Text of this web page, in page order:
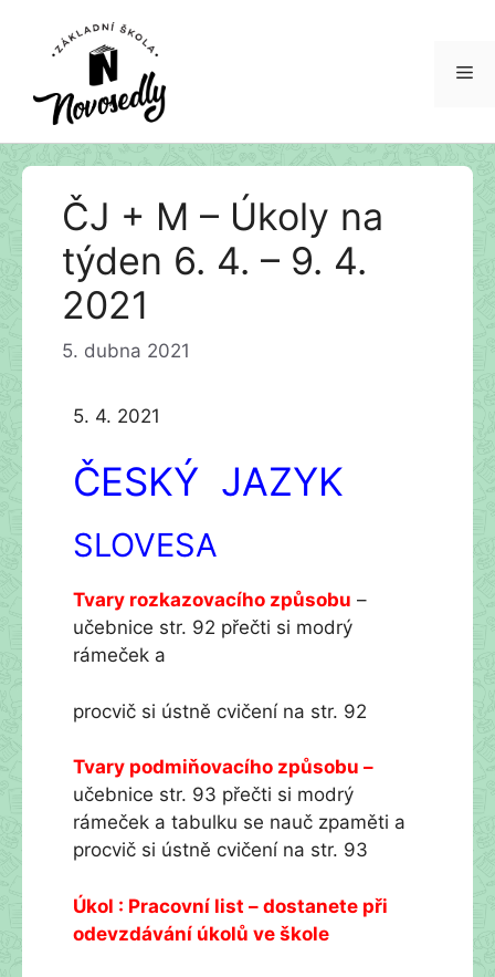
Přeskočit
ČJ + M – Úkoly na
týden 6. 4. – 9. 4.
2021
5. dubna 2021
5. 4. 2021
ČESKÝ JAZYK
SLOVESA
Tvary rozkazovacího způsobu –
učebnice str. 92 přečti si modrý
rámeček a
procvič si ústně cvičení na str. 92
Tvary podmiňovacího způsobu –
učebnice str. 93 přečti si modrý
rámeček a tabulku se nauč zpaměti a
procvič si ústně cvičení na str. 93
Úkol : Pracovní list – dostanete při
odevzdávání úkolů ve škole